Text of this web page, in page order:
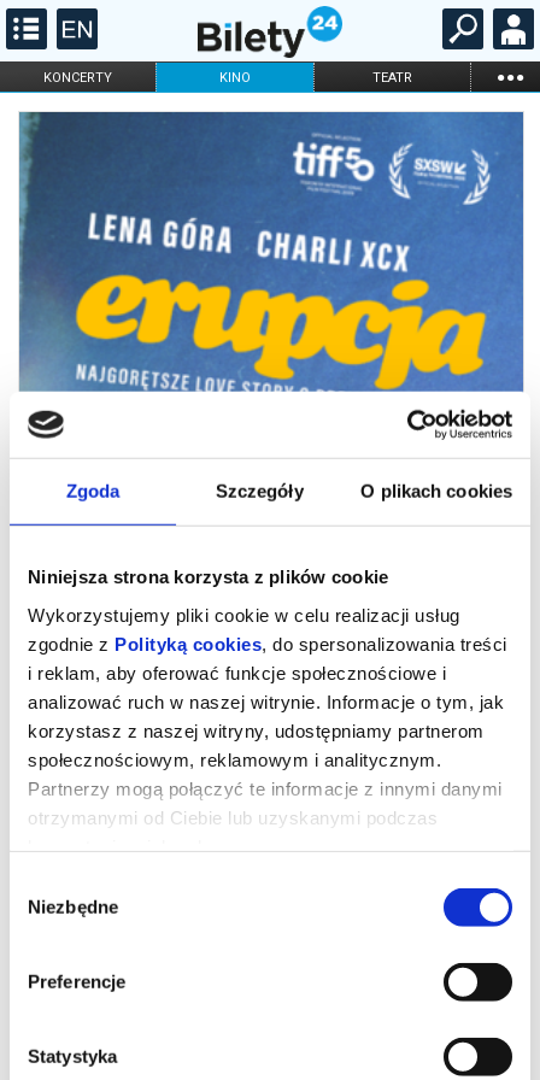
Zgoda Szczegóły O plikach cookies
Niniejsza strona korzysta z plików cookie
Wykorzystujemy pliki cookie w celu realizacji usług
zgodnie z Polityką cookies , do spersonalizowania treści
i reklam, aby oferować funkcje społecznościowe i
analizować ruch w naszej witrynie. Informacje o tym, jak
korzystasz z naszej witryny, udostępniamy partnerom
społecznościowym, reklamowym i analitycznym.
Partnerzy mogą połączyć te informacje z innymi danymi
otrzymanymi od Ciebie lub uzyskanymi podczas
zgody
Niezbędne
Preferencje
Statystyka
KONCERTY KINO TEATR ...
FILHARMONIA OPERA I BALET
KARNETY
Erupcja
Jest upalne warszawskie lato. Bethany (Charli XCX) przyjeżdża do
Polski na romantyczny wyjazd z chłopakiem. Kiedy spotyka Nel
(Lena Góra), przyjaciółkę sprzed lat, wybucha między nimi
ulicami otulonego słońcem miasta – jak najdalej od miejsca, w
którym będą musiały podjąć decyzje ważące na reszcie ich
dorosłego życia.